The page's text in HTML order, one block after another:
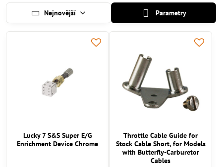
Nejnovější Parametry
Lucky 7 S&S Super E/G
Enrichment Device Chrome
Throttle Cable Guide for
Stock Cable Short, for Models
with Butterfly-Carburetor
Cables